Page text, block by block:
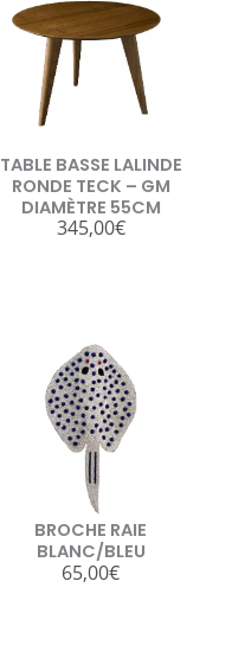
TABLE BASSE LALINDE
RONDE TECK – GM
DIAMÈTRE 55CM
345,00€
BROCHE RAIE
BLANC/BLEU
65,00€